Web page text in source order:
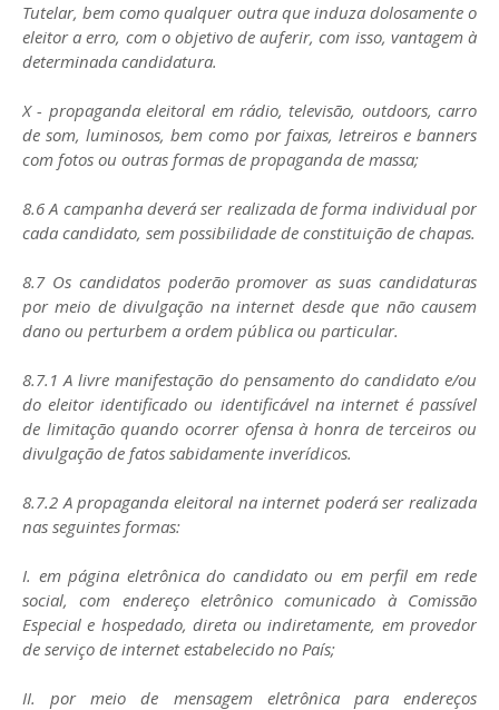
Tutelar, bem como qualquer outra que induza dolosamente o
eleitor a erro, com o objetivo de auferir, com isso, vantagem à
determinada candidatura.
X - propaganda eleitoral em rádio, televisão, outdoors, carro
de som, luminosos, bem como por faixas, letreiros e banners
com fotos ou outras formas de propaganda de massa;
8.6 A campanha deverá ser realizada de forma individual por
cada candidato, sem possibilidade de constituição de chapas.
8.7 Os candidatos poderão promover as suas candidaturas
por meio de divulgação na internet desde que não causem
dano ou perturbem a ordem pública ou particular.
8.7.1 A livre manifestação do pensamento do candidato e/ou
do eleitor identificado ou identificável na internet é passível
de limitação quando ocorrer ofensa à honra de terceiros ou
divulgação de fatos sabidamente inverídicos.
8.7.2 A propaganda eleitoral na internet poderá ser realizada
nas seguintes formas:
I. em página eletrônica do candidato ou em perfil em rede
social, com endereço eletrônico comunicado à Comissão
Especial e hospedado, direta ou indiretamente, em provedor
de serviço de internet estabelecido no País;
II. por meio de mensagem eletrônica para endereços